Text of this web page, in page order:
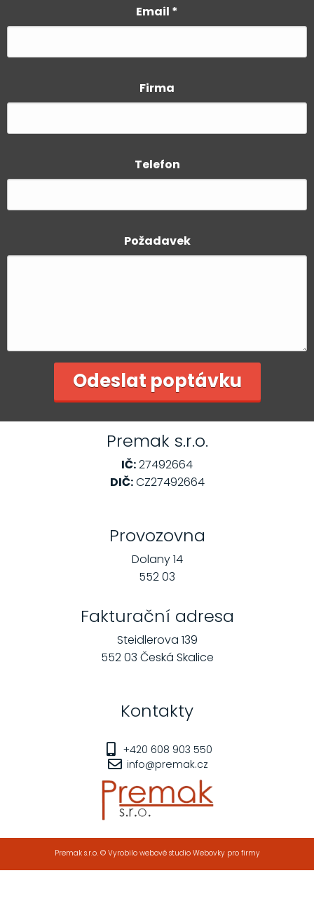
Email *
Firma
Telefon
Požadavek
Premak s.r.o.
IČ:27492664
DIČ:CZ27492664
Provozovna
Dolany 14
552 03
Fakturační adresa
Steidlerova 139
552 03 Česká Skalice
Kontakty
+420 608 903 550
info@premak.cz
Premak s.r.o. © Vyrobilo webové studio Webovky pro firmy